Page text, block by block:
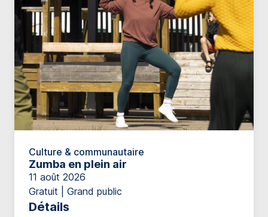
Culture & communautaire
Zumba en plein air
11 août 2026
Gratuit | Grand public
Détails